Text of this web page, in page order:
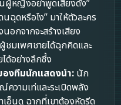
นผู้หญิงอย่าพูดเสียงดัง”
ฉุดหรือไง” มาให้ตัวละคร
อกจากจะสร้างเสียง
ผู้ชมเพศชายได้ฉุกคิดและ
ด้อย่างลึกซึ้ง
องทีมนักแสดงนำ: นัก
วามเท่และระเบิดพลัง
อ็นดู ฉากที่เขาต้องหัดรีด